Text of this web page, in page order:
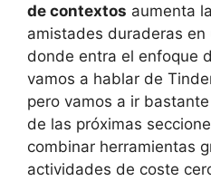
de contextos aumenta
amistades duraderas en
donde entra el enfoque
vamos a hablar de
pero vamos a ir
de las próximas
combinar herramientas
actividades de coste